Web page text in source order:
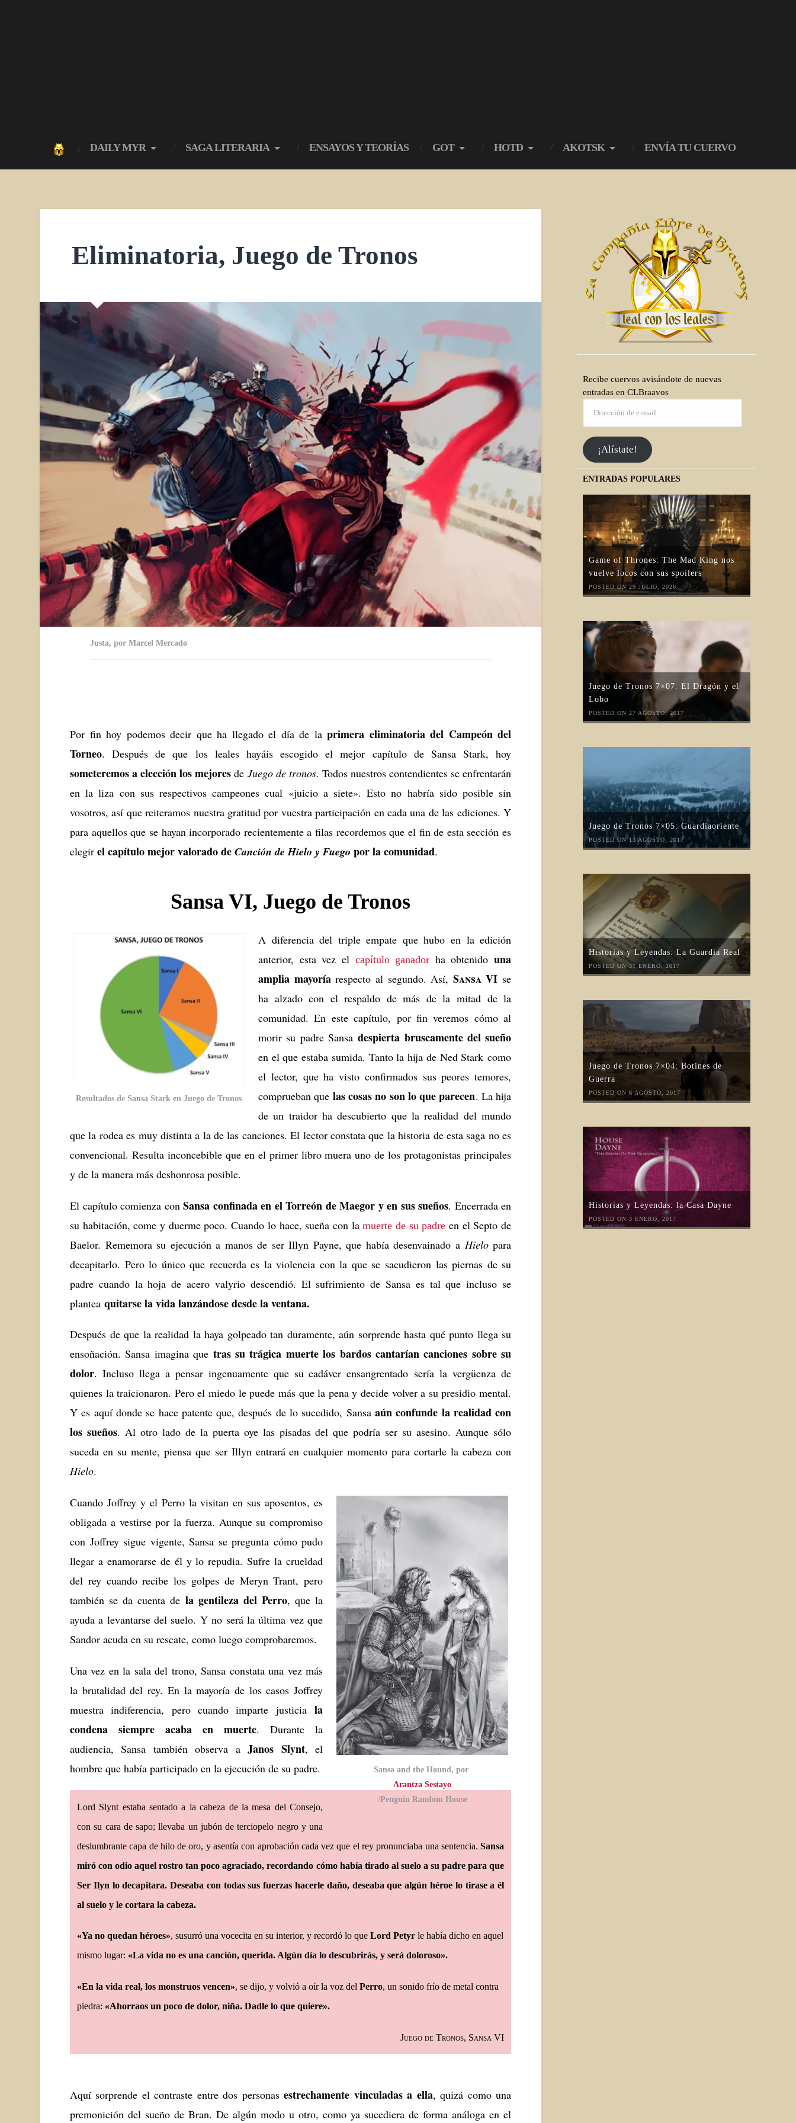
DAILY MYR SAGA LITERARIA ENSAYOS Y TEORÍAS GOT HOTD AKOTSK ENVÍA TU CUERVO
Eliminatoria, Juego de Tronos
Justa, por Marcel Mercado
Por fin hoy podemos decir que ha llegado el día de laprimera eliminatoria del Campeón del
Torneo. Después de que los leales hayáis escogido el mejor capítulo de Sansa Stark, hoy
someteremos a elección los mejores de Juego de tronos. Todos nuestros contendientes se enfrentarán
en la liza con sus respectivos campeones cual «juicio a siete». Esto no habría sido posible sin
vosotros, así que reiteramos nuestra gratitud por vuestra participación en cada una de las ediciones. Y
para aquellos que se hayan incorporado recientemente a filas recordemos que el fin de esta sección es
elegir el capítulo mejor valorado de Canción de Hielo y Fuego por la comunidad.
Sansa VI, Juego de Tronos
Resultados de Sansa Stark en Juego de Tronos
A diferencia del triple empate que hubo en la edición
anterior, esta vez el capítulo ganador ha obtenidouna
amplia mayoríarespecto al segundo. Así, Sansa VI se
ha alzado con el respaldo de más de la mitad de la
comunidad. En este capítulo, por fin veremos cómo al
morir su padre Sansadespierta bruscamente del sueño
en el que estaba sumida. Tanto la hija de Ned Stark como
el lector, que ha visto confirmados sus peores temores,
comprueban que las cosas no son lo que parecen. La hija
de un traidor ha descubierto que la realidad del mundo
que la rodea es muy distinta a la de las canciones. El lector constata que la historia de esta saga no es
convencional. Resulta inconcebible que en el primer libro muera uno de los protagonistas principales
y de la manera más deshonrosa posible.
El capítulo comienza conSansa confinada en el Torreón de Maegor y en sus sueños. Encerrada en
su habitación, come y duerme poco. Cuando lo hace, sueña con lamuerte de su padre en el Septo de
Baelor. Rememora su ejecución a manos de ser Illyn Payne, que había desenvainado a Hielopara
decapitarlo. Pero lo único que recuerda es la violencia con la que se sacudieron las piernas de su
padre cuando la hoja de acero valyrio descendió. El sufrimiento de Sansa es tal que incluso se
plantea quitarse la vida lanzándose desde la ventana.
Después de que la realidad la haya golpeado tan duramente, aún sorprende hasta qué punto llega su
ensoñación. Sansa imagina que tras su trágica muerte los bardos cantarían canciones sobre su
dolor. Incluso llega a pensar ingenuamente que su cadáver ensangrentado sería la vergüenza de
quienes la traicionaron. Pero el miedo le puede más que la pena y decide volver a su presidio mental.
Y es aquí donde se hace patente que, después de lo sucedido, Sansa aún confunde la realidad con
los sueños. Al otro lado de la puerta oye las pisadas del que podría ser su asesino. Aunque sólo
suceda en su mente, piensa que ser Illyn entrará en cualquier momento para cortarle la cabeza con
Hielo.
Sansa and the Hound, por
Arantza Sestayo
/Penguin Random House
Cuando Joffrey y el Perro la visitan en sus aposentos, es
obligada a vestirse por la fuerza. Aunque su compromiso
con Joffrey sigue vigente, Sansa se pregunta cómo pudo
llegar a enamorarse de él y lo repudia. Sufre la crueldad
del rey cuando recibe los golpes de Meryn Trant, pero
también se da cuenta de la gentileza del Perro, que la
ayuda a levantarse del suelo. Y no será la última vez que
Sandor acuda en su rescate, como luego comprobaremos.
Una vez en la sala del trono, Sansa constata una vez más
la brutalidad del rey. En la mayoría de los casos Joffrey
muestra indiferencia, pero cuando imparte justiciala
condena siempre acaba en muerte. Durante la
audiencia, Sansa también observa aJanos Slynt, el
hombre que había participado en la ejecución de su padre.
Lord Slynt estaba sentado a la cabeza de la mesa del Consejo,
con su cara de sapo; llevaba un jubón de terciopelo negro y una
deslumbrante capa de hilo de oro, y asentía con aprobación cada vez que el rey pronunciaba una sentencia.Sansa
miró con odio aquel rostro tan poco agraciado, recordando cómo había tirado al suelo a su padre para que
Ser Ilyn lo decapitara. Deseaba con todas sus fuerzas hacerle daño, deseaba que algún héroe lo tirase a él
al suelo y le cortara la cabeza.
«Ya no quedan héroes», susurró una vocecita en su interior, y recordó lo que Lord Petyr le había dicho en aquel
mismo lugar: «La vida no es una canción, querida. Algún día lo descubrirás, y será doloroso».
«En la vida real, los monstruos vencen», se dijo, y volvió a oír la voz del Perro, un sonido frío de metal contra
piedra: «Ahorraos un poco de dolor, niña. Dadle lo que quiere».
Juego de Tronos, Sansa VI
Aquí sorprende el contraste entre dos personasestrechamente vinculadas a ella, quizá como una
premonición del sueño de Bran. De algún modo u otro, como ya sucediera de forma análoga en el
Recibe cuervos avisándote de nuevas
entradas en CLBraavos
¡Alístate!
ENTRADAS POPULARES
Game of Thrones: The Mad King nos
vuelve locos con sus spoilers
POSTED ON 29 JULIO, 2026
Juego de Tronos 7×07: El Dragón y el
Lobo
POSTED ON 27 AGOSTO, 2017
Juego de Tronos 7×05: Guardiaoriente
POSTED ON 13 AGOSTO, 2017
Historias y Leyendas: La Guardia Real
POSTED ON 31 ENERO, 2017
Juego de Tronos 7×04: Botines de
Guerra
POSTED ON 6 AGOSTO, 2017
Historias y Leyendas: la Casa Dayne
POSTED ON 3 ENERO, 2017